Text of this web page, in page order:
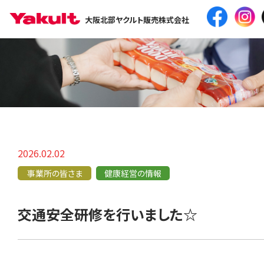
大阪北部ヤクルト販売株式会社
2026.02.02
事業所の皆さま 健康経営の情報
交通安全研修を行いました☆